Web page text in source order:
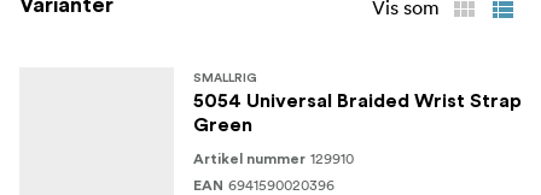
Vis som
SMALLRIG
5054 Universal Braided Wrist Strap
Green
Artikel nummer 129910
EAN 6941590020396